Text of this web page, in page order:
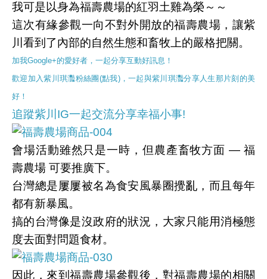
我可是以身為福壽農場的紅羽土雞為榮～～
這次有緣參觀一向不對外開放的福壽農場，讓紫
川看到了內部的自然生態和畜牧上的嚴格把關。
加我Google+的愛好者，一起分享互動好訊息！
歡迎加入紫川琪灩粉絲團(點我)，一起與紫川琪灩分享人生那片刻的美
好！
追蹤紫川IG一起交流分享幸福小事!
會場活動雖然只是一時，但農產畜牧方面 — 福
壽農場 可要推廣下。
台灣總是屢屢被名為食安風暴圈攪亂，而且每年
都有新暴風。
搞的台灣像是沒政府的狀況，大家只能用消極態
度去面對問題食材。
因此，來到福壽農場參觀後，對福壽農場的相關